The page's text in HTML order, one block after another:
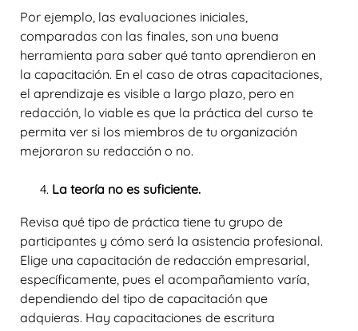
Por ejemplo, las evaluaciones iniciales,
comparadas con las finales, son una buena
herramienta para saber qué tanto aprendieron en
la capacitación. En el caso de otras capacitaciones,
el aprendizaje es visible a largo plazo, pero en
redacción, lo viable es que la práctica del curso te
permita ver si los miembros de tu organización
mejoraron su redacción o no.
La teoría no es suficiente.
Revisa qué tipo de práctica tiene tu grupo de
participantes y cómo será la asistencia profesional.
Elige una capacitación de redacción empresarial,
específicamente, pues el acompañamiento varía,
dependiendo del tipo de capacitación que
adquieras. Hay capacitaciones de escritura